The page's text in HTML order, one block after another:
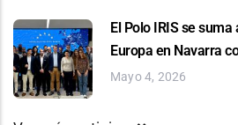
El Polo IRIS se
Europa en Navarra
Mayo 4, 2026